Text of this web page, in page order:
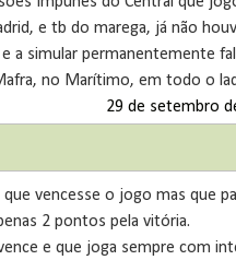
e tb do marega, já não
a simular permanentemente
no Marítimo, em todo o
29 de setembro
vencesse o jogo mas que
2 pontos pela vitória.
e que joga sempre com